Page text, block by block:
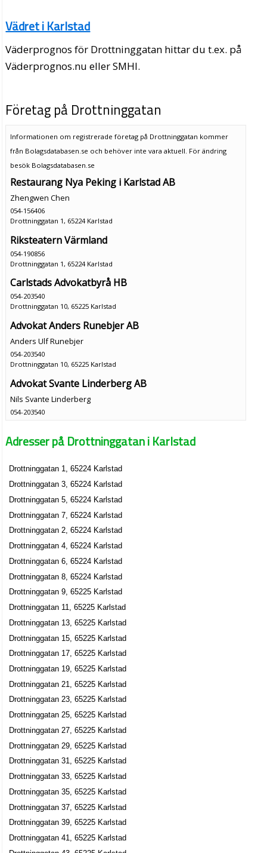
Vädret i Karlstad
Väderprognos för Drottninggatan hittar du t.ex. på
Väderprognos.nu eller SMHI.
Företag på Drottninggatan
Informationen om registrerade företag på Drottninggatan kommer
från Bolagsdatabasen.se och behöver inte vara aktuell. För ändring
besök Bolagsdatabasen.se
Restaurang Nya Peking i Karlstad AB
Zhengwen Chen
054-156406
Drottninggatan 1, 65224 Karlstad
Riksteatern Värmland
054-190856
Drottninggatan 1, 65224 Karlstad
Carlstads Advokatbyrå HB
054-203540
Drottninggatan 10, 65225 Karlstad
Advokat Anders Runebjer AB
Anders Ulf Runebjer
054-203540
Drottninggatan 10, 65225 Karlstad
Advokat Svante Linderberg AB
Nils Svante Linderberg
054-203540
Advokatfirman Olinge AB
054-203540
Drottninggatan 10, 65225 Karlstad
Bobutiken i Karlstad AB
Peter Enok Wingqvist
054-211000
Drottninggatan 10, 65225 Karlstad
Hamwing AB
Peter Enok Wingqvist
Martin och Rickard Holding AB
Sven Martin Bergvall
Drottninggatan 10, 65225 Karlstad
Matwing AB
Peter Enok Wingqvist
Drottninggatan 10, 65225 Karlstad
Pewing AB
Peter Enok Wingqvist
Drottninggatan 10, 65225 Karlstad
Solsta Ekonomihotell AB
Klas Kenneth Skog
Drottninggatan 13, 65225 Karlstad
Klemner Studio AB
Adresser på Drottninggatan i Karlstad
Drottninggatan 1, 65224 Karlstad
Drottninggatan 3, 65224 Karlstad
Drottninggatan 5, 65224 Karlstad
Drottninggatan 7, 65224 Karlstad
Drottninggatan 2, 65224 Karlstad
Drottninggatan 4, 65224 Karlstad
Drottninggatan 6, 65224 Karlstad
Drottninggatan 8, 65224 Karlstad
Drottninggatan 9, 65225 Karlstad
Drottninggatan 11, 65225 Karlstad
Drottninggatan 13, 65225 Karlstad
Drottninggatan 15, 65225 Karlstad
Drottninggatan 17, 65225 Karlstad
Drottninggatan 19, 65225 Karlstad
Drottninggatan 21, 65225 Karlstad
Drottninggatan 23, 65225 Karlstad
Drottninggatan 25, 65225 Karlstad
Drottninggatan 27, 65225 Karlstad
Drottninggatan 29, 65225 Karlstad
Drottninggatan 31, 65225 Karlstad
Drottninggatan 33, 65225 Karlstad
Drottninggatan 35, 65225 Karlstad
Drottninggatan 37, 65225 Karlstad
Drottninggatan 39, 65225 Karlstad
Drottninggatan 41, 65225 Karlstad